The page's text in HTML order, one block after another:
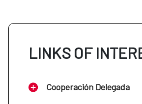
LINKS OF
Cooperación Delegada